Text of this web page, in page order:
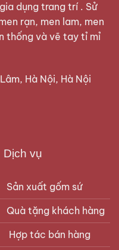
dụng trang trí . Sử
rạn, men lam, men
thống và vẽ tay tỉ mỉ
Hà Nội, Hà Nội
vụ
Sản xuất gốm sứ
Quà tặng khách hàng
Hợp tác bán hàng